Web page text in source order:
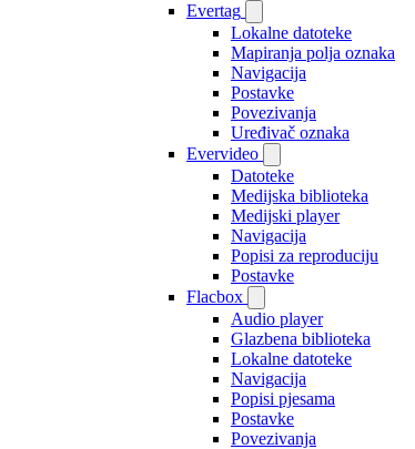
Evertag
Lokalne datoteke
Mapiranja polja oznaka
Navigacija
Postavke
Povezivanja
Uređivač oznaka
Evervideo
Datoteke
Medijska biblioteka
Medijski player
Navigacija
Popisi za reproduciju
Postavke
Flacbox
Audio player
Glazbena biblioteka
Lokalne datoteke
Navigacija
Popisi pjesama
Postavke
Povezivanja